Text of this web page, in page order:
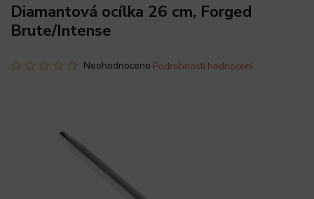
Diamantová ocílka 26 cm, Forged
Brute/Intense
Neohodnoceno Podrobnosti hodnocení